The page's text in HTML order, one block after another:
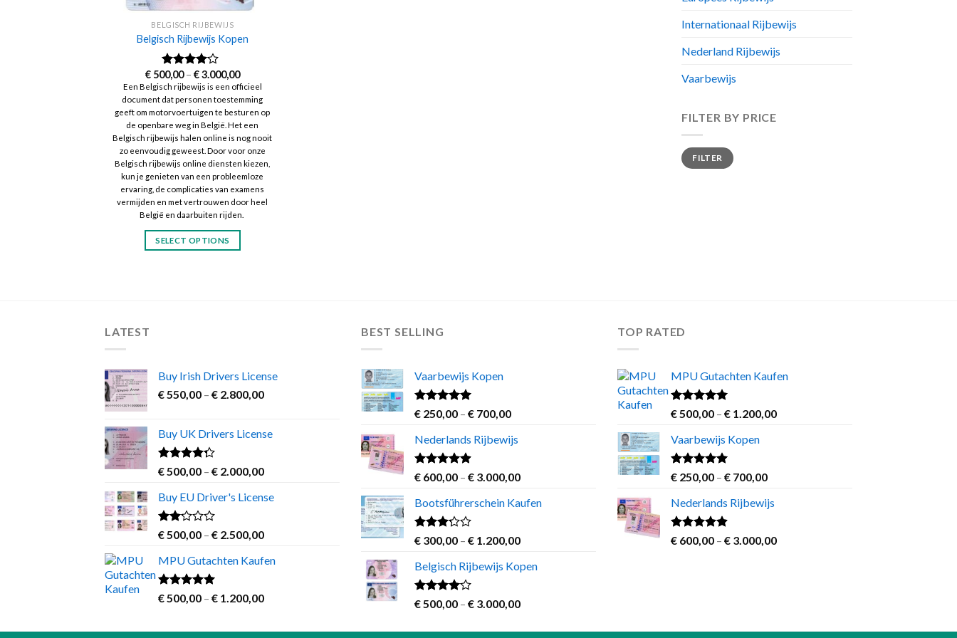
BELGISCH RIJBEWIJS
Belgisch Rijbewijs Kopen
Rated
3.83out
of 5
€500,00 – €3.000,00Price
range:
€ 500,00
through
€ 3.000,00
Een Belgisch rijbewijs is een officieel
document dat personen toestemming
geeft om motorvoertuigen te besturen op
de openbare weg in België. Het een
Belgisch rijbewijs halen online is nog nooit
zo eenvoudig geweest. Door voor onze
Belgisch rijbewijs online diensten kiezen,
kun je genieten van een probleemloze
ervaring, de complicaties van examens
vermijden en met vertrouwen door heel
België en daarbuiten rijden.
SELECT OPTIONS
may
be
the
product
page
Internationaal Rijbewijs
Nederland Rijbewijs
Vaarbewijs
FILTER BY PRICE
Min
price
Max
priceFILTER
LATEST
Buy Irish Drivers License
€ 550,00 – € 2.800,00Price
through
Buy UK Drivers License
Rated
out
of 5
€ 500,00 – € 2.000,00Price
€ 500,00
€ 2.000,00
Buy EU Driver's License
Rated
out
of 5
€ 500,00 – € 2.500,00Price
€ 500,00
€ 2.500,00
MPU Gutachten Kaufen
Rated5.00
out of 5
€ 500,00 – € 1.200,00Price
BEST SELLING
Vaarbewijs Kopen
Rated4.63
out of 5
€250,00 – €700,00Price
€ 250,00
€ 700,00
Nederlands Rijbewijs
Rated4.60
out of 5
€600,00 – €3.000,00Price
€ 600,00
€ 3.000,00
Bootsführerschein Kaufen
Rated
out of
5
€300,00 – €1.200,00Price
€ 300,00
€ 1.200,00
Belgisch Rijbewijs Kopen
Rated
out
€500,00 – €3.000,00Price
€ 500,00
TOP RATED
MPU Gutachten Kaufen
Rated5.00
out of 5
€500,00 – €1.200,00Price
Vaarbewijs Kopen
Rated4.63
out of 5
€250,00 – €700,00Price
€ 250,00
€ 700,00
Nederlands Rijbewijs
Rated4.60
out of 5
€600,00 – €3.000,00Price